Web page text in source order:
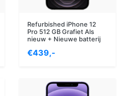
Refurbished iPhone 12
Pro 512 GB Grafiet Als
nieuw + Nieuwe batterij
€439,-